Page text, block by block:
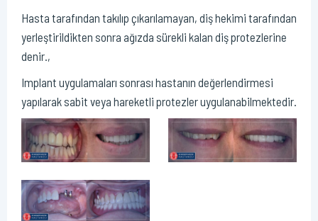
Hasta tarafından takılıp çıkarılamayan, diş hekimi tarafından
yerleştirildikten sonra ağızda sürekli kalan diş protezlerine
denir.,
Implant uygulamaları sonrası hastanın değerlendirmesi
yapılarak sabit veya hareketli protezler uygulanabilmektedir.